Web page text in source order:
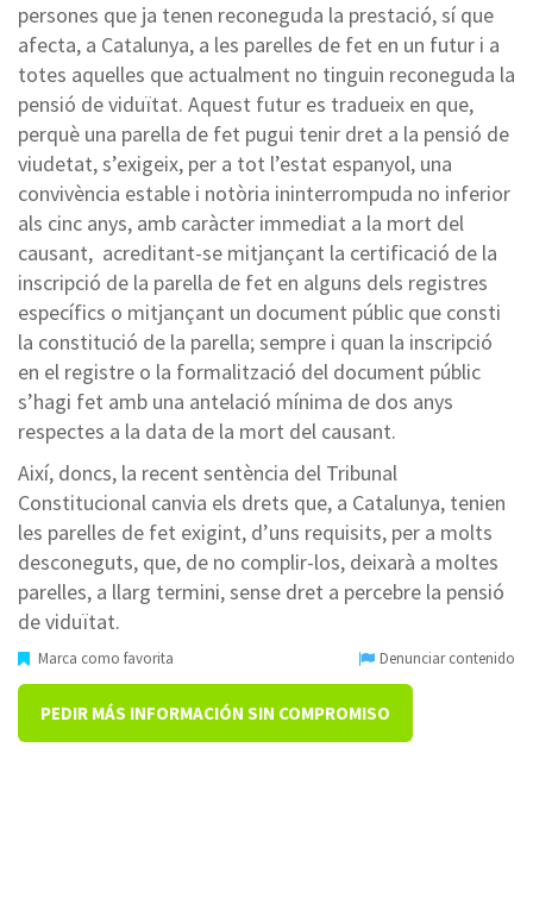
persones que ja tenen reconeguda la prestació, sí que
afecta, a Catalunya, a les parelles de fet en un futur i a
totes aquelles que actualment no tinguin reconeguda la
pensió de viduïtat. Aquest futur es tradueix en que,
perquè una parella de fet pugui tenir dret a la pensió de
viudetat, s’exigeix, per a tot l’estat espanyol, una
convivència estable i notòria ininterrompuda no inferior
als cinc anys, amb caràcter immediat a la mort del
causant, acreditant-se mitjançant la certificació de la
inscripció de la parella de fet en alguns dels registres
específics o mitjançant un document públic que consti
la constitució de la parella; sempre i quan la inscripció
en el registre o la formalització del document públic
s’hagi fet amb una antelació mínima de dos anys
respectes a la data de la mort del causant.
Així, doncs, la recent sentència del Tribunal
Constitucional canvia els drets que, a Catalunya, tenien
les parelles de fet exigint, d’uns requisits, per a molts
desconeguts, que, de no complir-los, deixarà a moltes
parelles, a llarg termini, sense dret a percebre la pensió
de viduïtat.
Marca como favorita Denunciar contenido
PEDIR MÁS INFORMACIÓN SIN COMPROMISO